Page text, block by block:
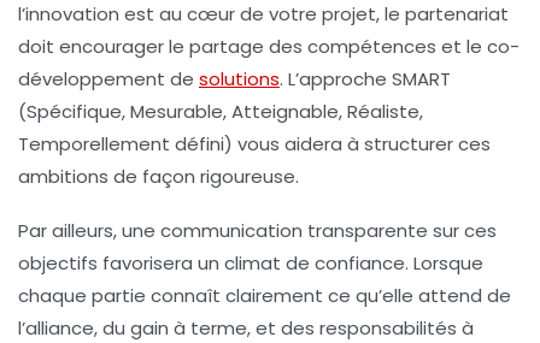
l’innovation est au cœur de votre projet, le partenariat
doit encourager le partage des compétences et le co-
développement de solutions. L’approche SMART
(Spécifique, Mesurable, Atteignable, Réaliste,
Temporellement défini) vous aidera à structurer ces
ambitions de façon rigoureuse.
Par ailleurs, une communication transparente sur ces
objectifs favorisera un climat de confiance. Lorsque
chaque partie connaît clairement ce qu’elle attend de
l’alliance, du gain à terme, et des responsabilités à